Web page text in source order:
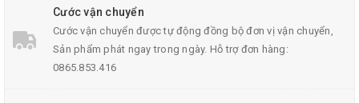
Thực hiện đầy đủ các giao thức USB v2.0
Cước vận chuyển
Cước vận chuyển được tự động đồng bộ đơn vị vận chuyển,
Sản phẩm phát ngay trong ngày. Hỗ trợ đơn hàng:
0865.853.416